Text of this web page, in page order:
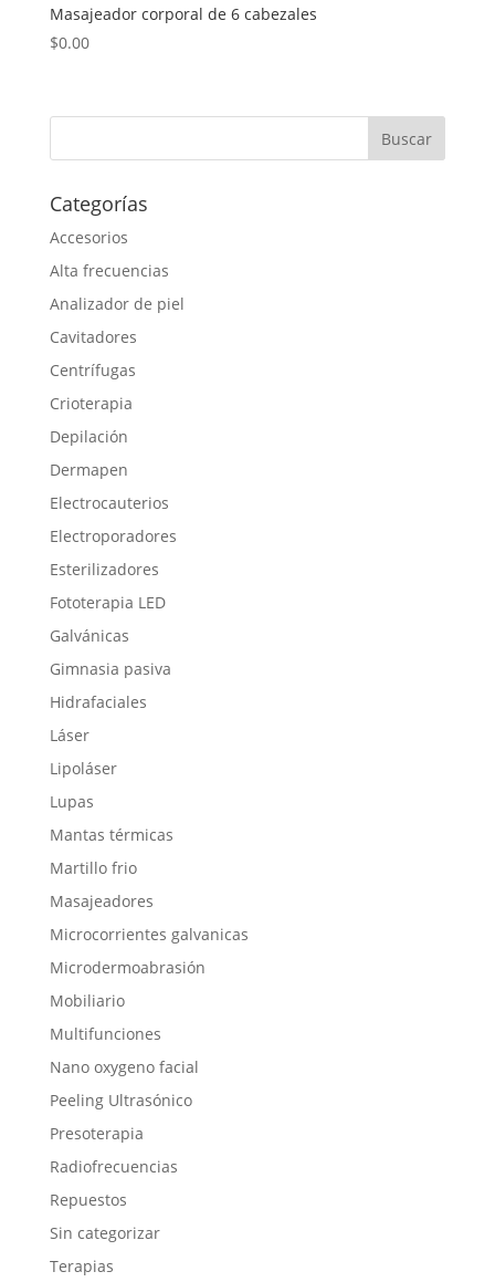
Masajeador corporal de 6 cabezales
$0.00
Categorías
Accesorios
Alta frecuencias
Analizador de piel
Cavitadores
Centrífugas
Crioterapia
Depilación
Dermapen
Electrocauterios
Electroporadores
Esterilizadores
Fototerapia LED
Galvánicas
Gimnasia pasiva
Hidrafaciales
Láser
Lipoláser
Lupas
Mantas térmicas
Martillo frio
Masajeadores
Microcorrientes galvanicas
Microdermoabrasión
Mobiliario
Multifunciones
Nano oxygeno facial
Peeling Ultrasónico
Presoterapia
Radiofrecuencias
Repuestos
Sin categorizar
Terapias